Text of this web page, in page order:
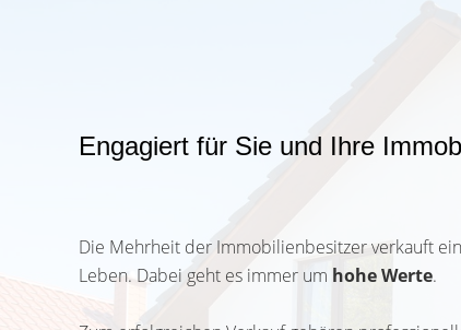
Engagiert für Sie und Ihre
Die Mehrheit der Immobilienbesitzer verkauft
Leben. Dabei geht es immer um hohe Werte.